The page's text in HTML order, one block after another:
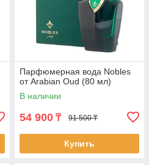
Парфюмерная вода Nobles
от Arabian Oud (80 мл)
В наличии
54 900 ₸ 91 500 ₸
Купить